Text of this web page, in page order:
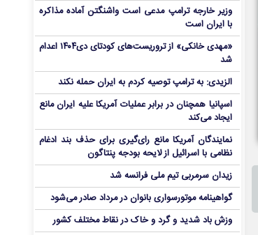
وزیر خارجه ترامپ مدعی است واشنگتن آماده مذاکره
با ایران است
«مهدی خانکی» از تروریست‌های کودتای دی۱۴۰۴ اعدام
شد
الزیدی: به ترامپ توصیه کردم به ایران حمله نکند
اسپانیا همچنان در برابر عملیات آمریکا علیه ایران مانع
ایجاد می‌کند
نمایندگان آمریکا مانع رای‌گیری برای حذف بند ادغام
نظامی با اسرائیل از لایحه بودجه پنتاگون
زیدان سرمربی تیم ملی فرانسه شد
گواهینامه موتورسواری بانوان در مرداد صادر می‌شود
وزش باد شدید و گرد و خاک در نقاط مختلف کشور